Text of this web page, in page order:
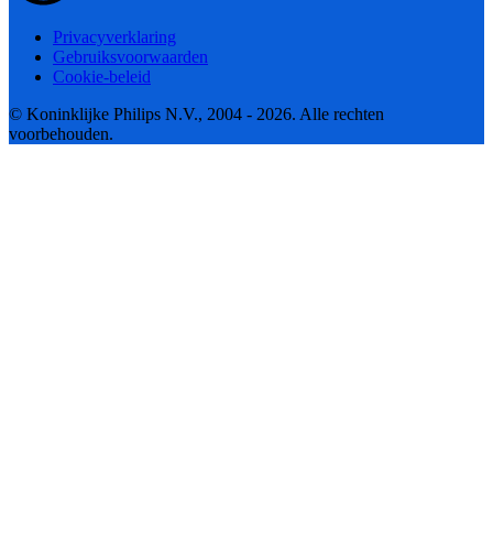
Privacyverklaring
Gebruiksvoorwaarden
Cookie-beleid
© Koninklijke Philips N.V., 2004 - 2026. Alle rechten
voorbehouden.